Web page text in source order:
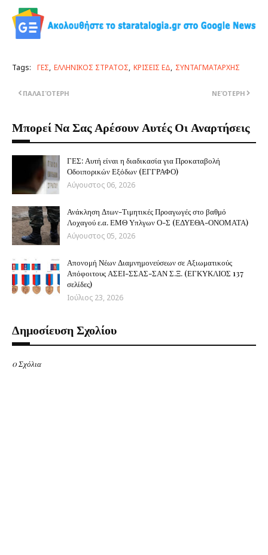
Tags: ΓΕΣ ΕΛΛΗΝΙΚΟΣ ΣΤΡΑΤΟΣ ΚΡΙΣΕΙΣ ΕΔ ΣΥΝΤΑΓΜΑΤΑΡΧΗΣ
ΝΕΌΤΕΡΗ
ΠΑΛΑΙΌΤΕΡΗ
Μπορεί Να Σας Αρέσουν Αυτές Οι Αναρτήσεις
ΓΕΣ: Αυτή είναι η διαδικασία για Προκαταβολή
Οδοιπορικών Εξόδων (ΕΓΓΡΑΦΟ)
Αύγουστος 06, 2026
Ανάκληση Δτων-Τιμητικές Προαγωγές στο βαθμό
Λοχαγού ε.α. ΕΜΘ Υπλγων Ο-Σ (ΕΔΥΕΘΑ-ΟΝΟΜΑΤΑ)
Αύγουστος 05, 2026
Απονομή Νέων Διαμνημονεύσεων σε Αξιωματικούς
Απόφοιτους ΑΣΕΙ-ΣΣΑΣ-ΣΑΝ Σ.Ξ. (ΕΓΚΥΚΛΙΟΣ 137
σελίδες)
Ιούλιος 23, 2026
Δημοσίευση Σχολίου
0 Σχόλια